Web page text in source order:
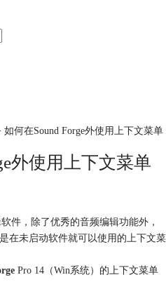
如何在Sound Forge外使用上下文菜单
外使用上下文菜单
件，除了优秀的音频编辑功能外，
在未启动软件就可以使用的上下文菜
Pro 14（Win系统）的上下文菜单